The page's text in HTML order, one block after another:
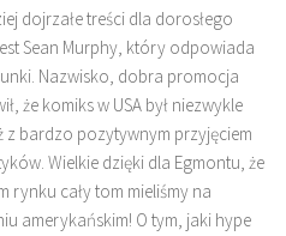
dojrzałe treści dla dorosłego
Sean Murphy, który odpowiada
Nazwisko, dobra promocja
że komiks w USA był niezwykle
z bardzo pozytywnym przyjęciem
Wielkie dzięki dla Egmontu, że
rynku cały tom mieliśmy na
amerykańskim! O tym, jaki hype